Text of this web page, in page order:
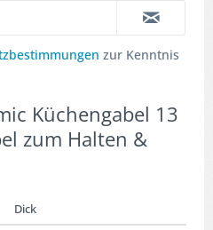
zur Kenntnis
Küchengabel 13
zum Halten &
Dick